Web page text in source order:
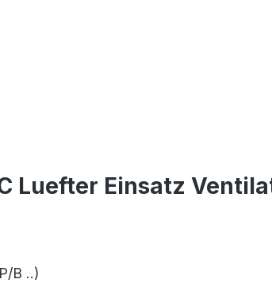
Luefter Einsatz
B ..)